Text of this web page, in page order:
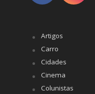
Artigos
Carro
Cidades
Cinema
Colunistas